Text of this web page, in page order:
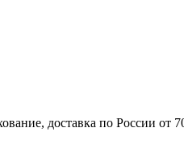
доставка по России от